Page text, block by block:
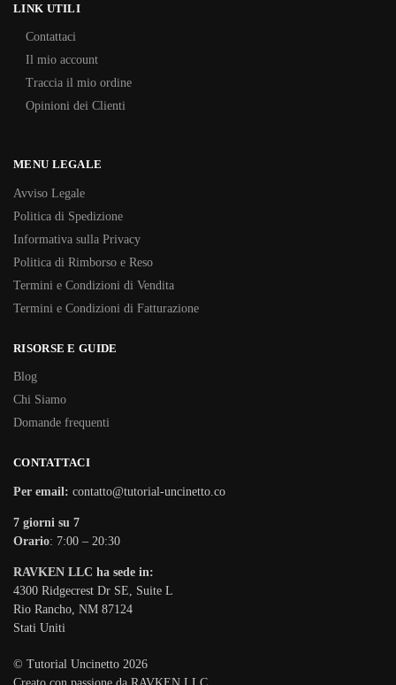
LINK UTILI
Contattaci
Il mio account
Traccia il mio ordine
Opinioni dei Clienti
MENU LEGALE
Avviso Legale
Politica di Spedizione
Informativa sulla Privacy
Politica di Rimborso e Reso
Termini e Condizioni di Vendita
Termini e Condizioni di Fatturazione
RISORSE E GUIDE
Blog
Chi Siamo
Domande frequenti
CONTATTACI
Per email: contatto@tutorial-uncinetto.co
7 giorni su 7
Orario: 7:00 – 20:30
RAVKEN LLC ha sede in:
4300 Ridgecrest Dr SE, Suite L
Rio Rancho, NM 87124
Stati Uniti
© Tutorial Uncinetto 2026